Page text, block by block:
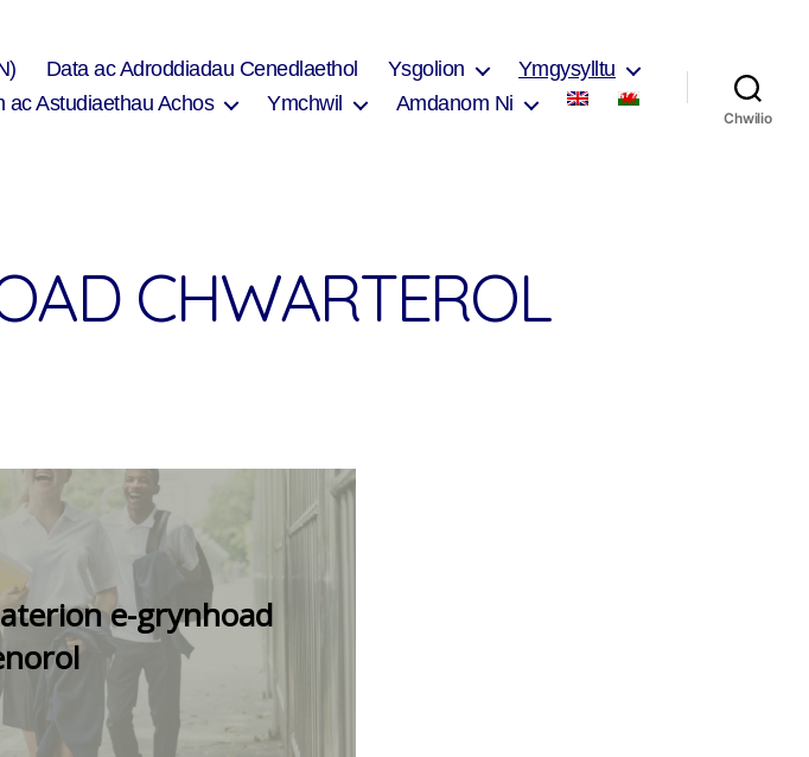
Data ac Adroddiadau Cenedlaethol Ysgolion
Ymgysylltu
ac Astudiaethau Achos Ymchwil Amdanom Ni
Chwilio
CHWARTEROL
e-grynhoad